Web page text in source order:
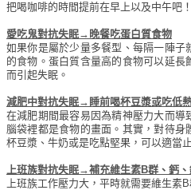
把喝咖啡的時間提前在早上以及中午吧
愛吃鬼對抗失眠→晚餐吃蛋白質食物
如果你是屬於少量多餐型、每隔一陣
的食物。蛋白質含量高的食物可以延
而引起失眠。
減肥中對抗失眠→睡前喝杯豆漿或吃低
在減肥期間最容易因為精神壓力大而
腦袋裡都是食物的畫面。其實，對待
杯豆漿、牛奶或是吃點堅果，可以適當
上班族對抗失眠→補充維生素B群、鈣、
上班族工作壓力大，平時就需要維生